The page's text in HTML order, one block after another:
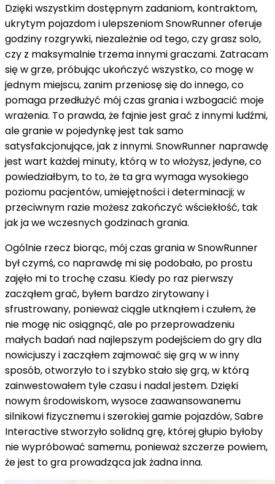
Dzięki wszystkim dostępnym zadaniom, kontraktom,
ukrytym pojazdom i ulepszeniom SnowRunner oferuje
godziny rozgrywki, niezależnie od tego, czy grasz solo,
czy z maksymalnie trzema innymi graczami. Zatracam
się w grze, próbując ukończyć wszystko, co mogę w
jednym miejscu, zanim przeniosę się do innego, co
pomaga przedłużyć mój czas grania i wzbogacić moje
wrażenia. To prawda, że ​​fajnie jest grać z innymi ludźmi,
ale granie w pojedynkę jest tak samo
satysfakcjonujące, jak z innymi. SnowRunner naprawdę
jest wart każdej minuty, którą w to włożysz, jedyne, co
powiedziałbym, to to, że ta gra wymaga wysokiego
poziomu pacjentów, umiejętności i determinacji; w
przeciwnym razie możesz zakończyć wściekłość, tak
jak ja we wczesnych godzinach grania.
Ogólnie rzecz biorąc, mój czas grania w SnowRunner
był czymś, co naprawdę mi się podobało, po prostu
zajęło mi to trochę czasu. Kiedy po raz pierwszy
zacząłem grać, byłem bardzo zirytowany i
sfrustrowany, ponieważ ciągle utknąłem i czułem, że
nie mogę nic osiągnąć, ale po przeprowadzeniu
małych badań nad najlepszym podejściem do gry dla
nowicjuszy i zacząłem zajmować się grą w w inny
sposób, otworzyło to i szybko stało się grą, w którą
zainwestowałem tyle czasu i nadal jestem. Dzięki
nowym środowiskom, wysoce zaawansowanemu
silnikowi fizycznemu i szerokiej gamie pojazdów, Sabre
Interactive stworzyło solidną grę, której głupio byłoby
nie wypróbować samemu, ponieważ szczerze powiem,
że jest to gra prowadząca jak żadna inna.